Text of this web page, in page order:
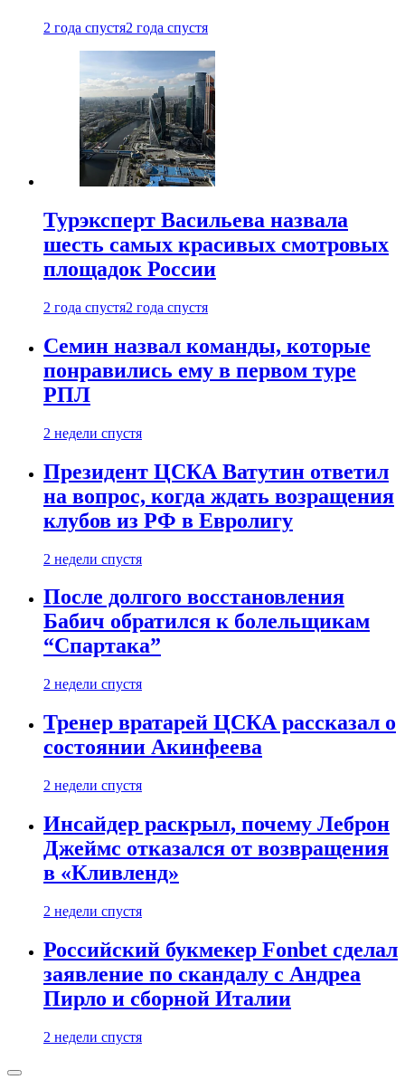
2 года спустя2 года спустя
Турэксперт Васильева назвала
шесть самых красивых смотровых
площадок России
2 года спустя2 года спустя
Семин назвал команды, которые
понравились ему в первом туре
РПЛ
2 недели спустя
Президент ЦСКА Ватутин ответил
на вопрос, когда ждать возращения
клубов из РФ в Евролигу
2 недели спустя
После долгого восстановления
Бабич обратился к болельщикам
“Спартака”
2 недели спустя
Тренер вратарей ЦСКА рассказал о
состоянии Акинфеева
2 недели спустя
Инсайдер раскрыл, почему Леброн
Джеймс отказался от возвращения
в «Кливленд»
2 недели спустя
Российский букмекер Fonbet сделал
заявление по скандалу с Андреа
Пирло и сборной Италии
2 недели спустя